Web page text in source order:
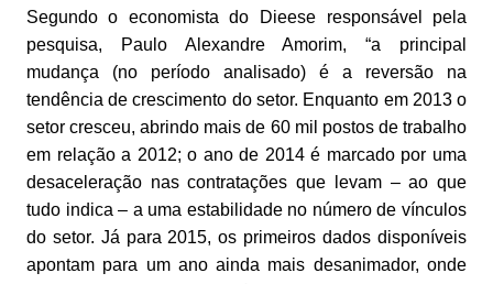
Segundo o economista do Dieese responsável pela
pesquisa, Paulo Alexandre Amorim, “a principal
mudança (no período analisado) é a reversão na
tendência de crescimento do setor. Enquanto em 2013 o
setor cresceu, abrindo mais de 60 mil postos de trabalho
em relação a 2012; o ano de 2014 é marcado por uma
desaceleração nas contratações que levam – ao que
tudo indica – a uma estabilidade no número de vínculos
do setor. Já para 2015, os primeiros dados disponíveis
apontam para um ano ainda mais desanimador, onde